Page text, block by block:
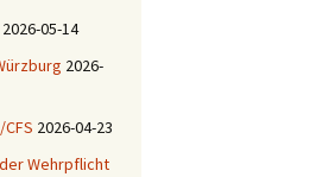
2026-05-14
2026-
2026-04-23
Wehrpflicht